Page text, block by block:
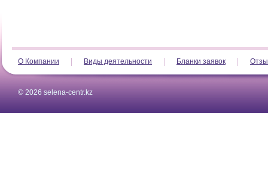
О Компании Виды деятельности Бланки заявок
© 2026 selena-centr.kz